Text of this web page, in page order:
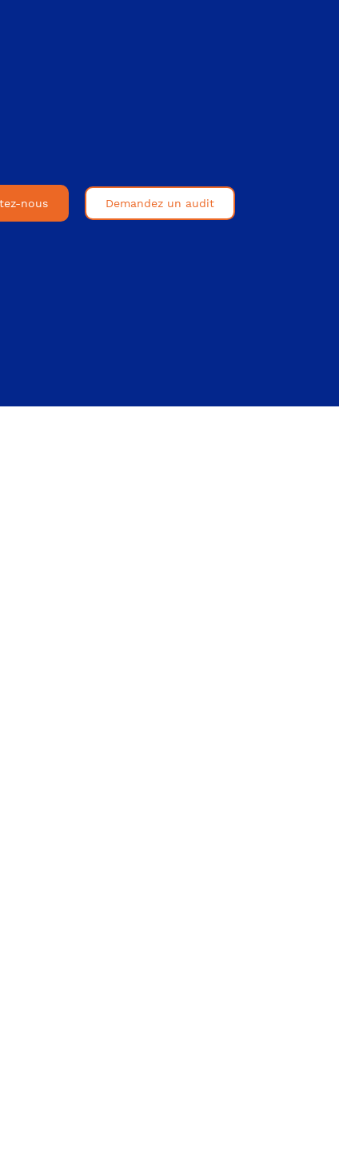
nous Demandez un audit